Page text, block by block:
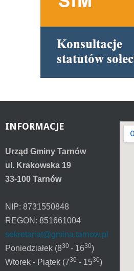
INFORMACJE
Urząd Gminy Tarnów
ul. Krakowska 19
33-100 Tarnów
NIP: 8731550848
REGON: 851661004
sekretariat@gmina.tarnow.pl
Poniedziałek (830 - 1630)
Wtorek - Piątek (730 - 1530)